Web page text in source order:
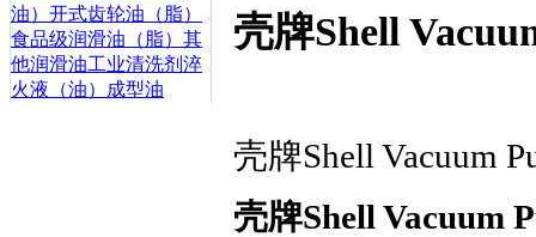
油） 开式齿轮油（脂）
食品级润滑油（脂） 其
他润滑油工业清洗剂 淬
火液（油）
成型油
壳牌Shell
壳牌Shell Vacuum
壳牌Shell Vacuum